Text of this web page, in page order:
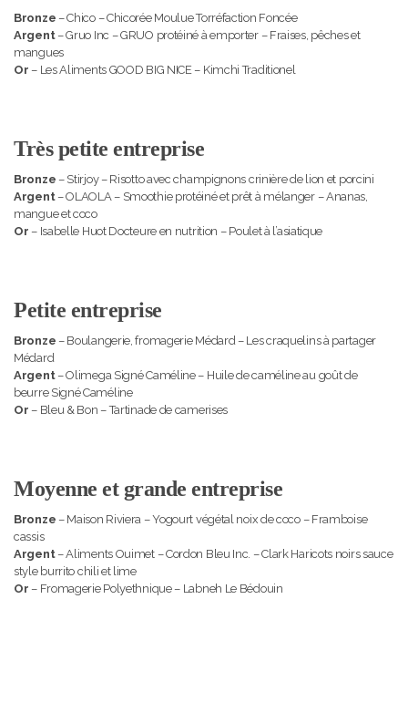
Bronze – Chico – Chicorée Moulue Torréfaction Foncée
Argent– Gruo Inc – GRUO protéiné à emporter – Fraises, pêches et
mangues
Or – Les Aliments GOOD BIG NICE – Kimchi Traditionel
Très petite entreprise
Bronze – Stirjoy – Risotto avec champignons crinière de lion et porcini
Argent– OLAOLA – Smoothie protéiné et prêt à mélanger – Ananas,
mangue et coco
Or – Isabelle Huot Docteure en nutrition – Poulet à l’asiatique
Petite entreprise
Bronze – Boulangerie, fromagerie Médard – Les craquelins à partager
Médard
Argent– Olimega Signé Caméline – Huile de caméline au goût de
beurre Signé Caméline
Or – Bleu & Bon – Tartinade de camerises
Moyenne et grande entreprise
Bronze – Maison Riviera – Yogourt végétal noix de coco – Framboise
cassis
Argent– Aliments Ouimet – Cordon Bleu Inc. – Clark Haricots noirs sauce
style burrito chili et lime
Or – Fromagerie Polyethnique – Labneh Le Bédouin